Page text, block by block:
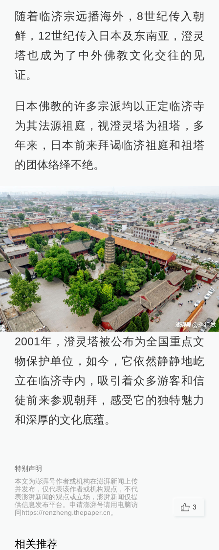
随着临济宗远播海外，8世纪传入朝
鲜，12世纪传入日本及东南亚，澄灵
塔也成为了中外佛教文化交往的见
证。
日本佛教的许多宗派均以正定临济寺
为其法源祖庭，视澄灵塔为祖塔，多
年来，日本前来拜谒临济祖庭和祖塔
的团体络绎不绝。
2001年，澄灵塔被公布为全国重点文
物保护单位，如今，它依然静静地屹
立在临济寺内，吸引着众多游客和信
徒前来参观朝拜，感受它的独特魅力
和深厚的文化底蕴。
特别声明
本文为澎湃号作者或机构在澎湃新闻上传
并发布，仅代表该作者或机构观点，不代
表澎湃新闻的观点或立场，澎湃新闻仅提
供信息发布平台。申请澎湃号请用电脑访
问https://renzheng.thepaper.cn。
3
相关推荐